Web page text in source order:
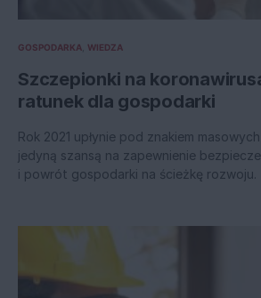
GOSPODARKA WIEDZA
Szczepionki na
ratunek dla gospodarki
Rok 2021 upłynie pod znakiem
jedyną szansą na zapewnienie
i powrót gospodarki na ścieżkę rozwoju.